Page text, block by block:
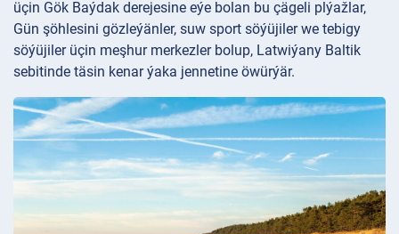
üçin Gök Baýdak derejesine eýe bolan bu çägeli plýažlar,
Gün şöhlesini gözleýänler, suw sport söýüjiler we tebigy
söýüjiler üçin meşhur merkezler bolup, Latwiýany Baltik
sebitinde täsin kenar ýaka jennetine öwürýär.